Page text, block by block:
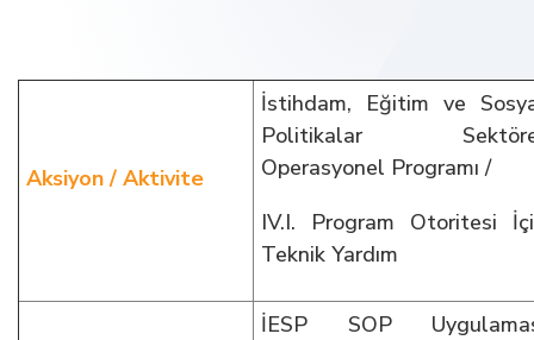
Aksiyon / Aktivite
İstihdam, Eğitim ve
Politikalar
Operasyonel Programı /
IV.I. Program Otoritesi
Teknik Yardım
İESP SOP